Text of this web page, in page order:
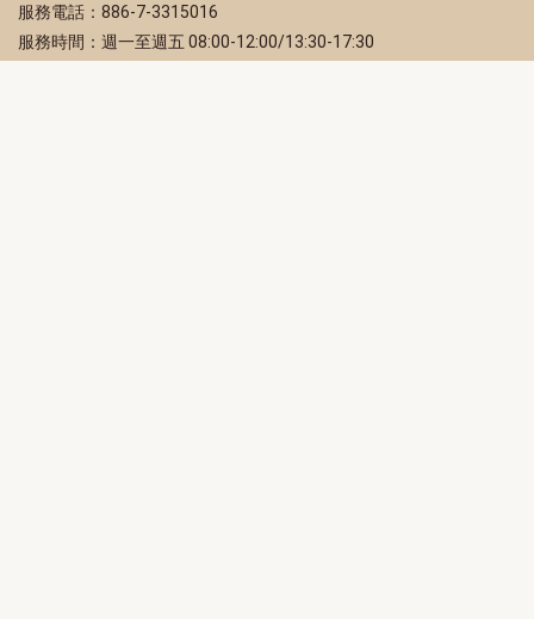
服務電話：886-7-3315016
服務時間：週一至週五 08:00-12:00/13:30-17:30